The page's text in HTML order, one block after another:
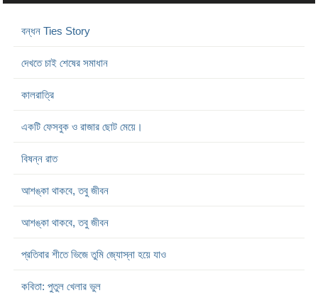
বন্ধন Ties Story
দেখতে চাই শেষের সমাধান
কালরাত্রি
একটি ফেসবুক ও রাজার ছোট মেয়ে।
বিষন্ন রাত
আশঙ্কা থাকবে, তবু জীবন
আশঙ্কা থাকবে, তবু জীবন
প্রতিবার শীতে ভিজে তুমি জ্যোস্না হয়ে যাও
কবিতা: পুতুল খেলার ভুল